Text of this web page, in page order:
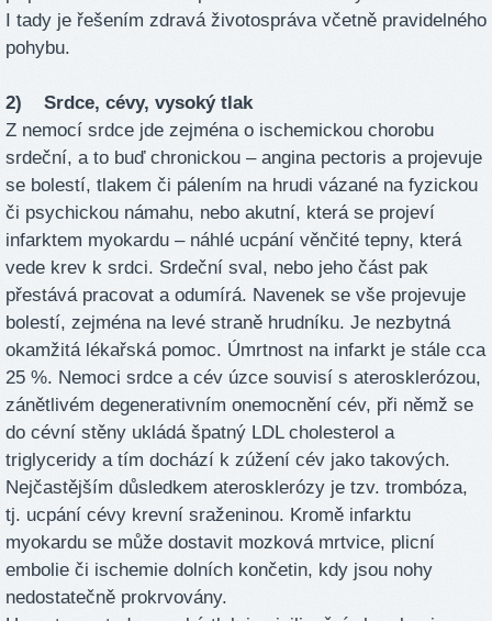
I tady je řešením zdravá životospráva včetně pravidelného
pohybu.
2) Srdce, cévy, vysoký tlak
Z nemocí srdce jde zejména o ischemickou chorobu
srdeční, a to buď chronickou – angina pectoris a projevuje
se bolestí, tlakem či pálením na hrudi vázané na fyzickou
či psychickou námahu, nebo akutní, která se projeví
infarktem myokardu – náhlé ucpání věnčité tepny, která
vede krev k srdci. Srdeční sval, nebo jeho část pak
přestává pracovat a odumírá. Navenek se vše projevuje
bolestí, zejména na levé straně hrudníku. Je nezbytná
okamžitá lékařská pomoc. Úmrtnost na infarkt je stále cca
25 %. Nemoci srdce a cév úzce souvisí s aterosklerózou,
zánětlivém degenerativním onemocnění cév, při němž se
do cévní stěny ukládá špatný LDL cholesterol a
triglyceridy a tím dochází k zúžení cév jako takových.
Nejčastějším důsledkem aterosklerózy je tzv. trombóza,
tj. ucpání cévy krevní sraženinou. Kromě infarktu
myokardu se může dostavit mozková mrtvice, plicní
embolie či ischemie dolních končetin, kdy jsou nohy
nedostatečně prokrvovány.